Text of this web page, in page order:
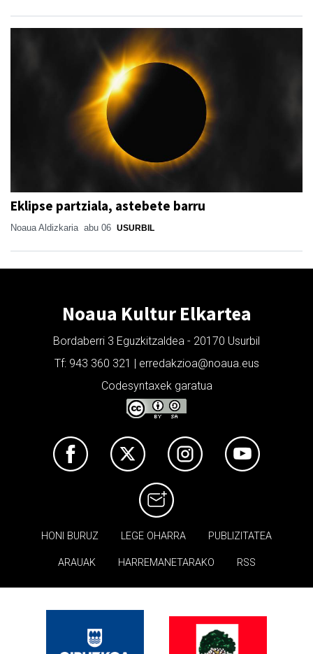
Eklipse partziala, astebete barru
Noaua Aldizkaria abu 06 USURBIL
Noaua Kultur Elkartea
Bordaberri 3 Eguzkitzaldea - 20170 Usurbil
Tf: 943 360 321 | erredakzioa@noaua.eus
Codesyntaxek garatua
HONI BURUZ LEGE OHARRA PUBLIZITATEA
ARAUAK HARREMANETARAKO RSS